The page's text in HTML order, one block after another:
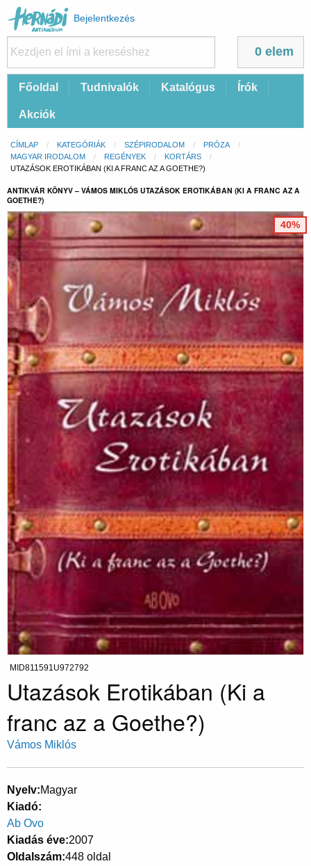
Felhasználói
fiók
menüje
Bejelentkezés
0 elem
FőFőoldal Tudnivalók Katalógus Írók
Akciók
Morzsa
CÍMLAP KATEGÓRIÁK SZÉPIRODALOM
PRÓZA
MAGYAR IRODALOM
REGÉNYEK
KORTÁRS
CURRENT:
UTAZÁSOK EROTIKÁBAN (KI A FRANC AZ A GOETHE?)
ANTIKVÁR KÖNYV – VÁMOS MIKLÓS UTAZÁSOK EROTIKÁBAN (KI A FRANC AZ A
GOETHE?)
40%
MID811591U972792
Utazások Erotikában (Ki a
franc az a Goethe?)
Vámos Miklós
Nyelv Magyar
Kiadó
Ab Ovo
Kiadás éve 2007
Oldalszám 448 oldal